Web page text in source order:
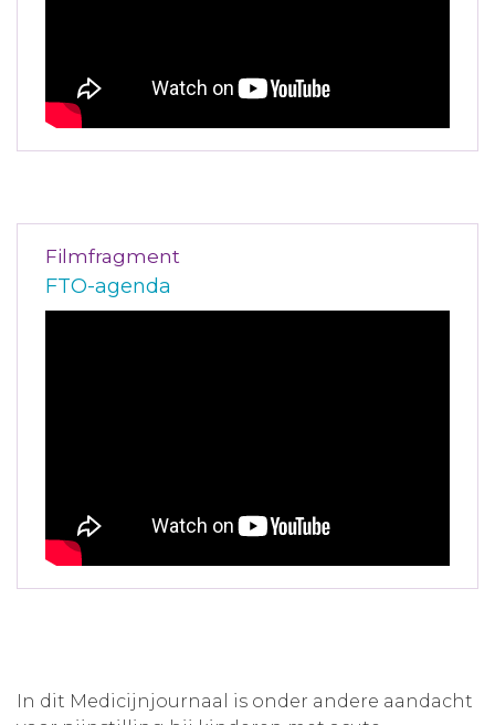
Filmfragment
FTO-agenda
In dit Medicijnjournaal is onder andere aandacht